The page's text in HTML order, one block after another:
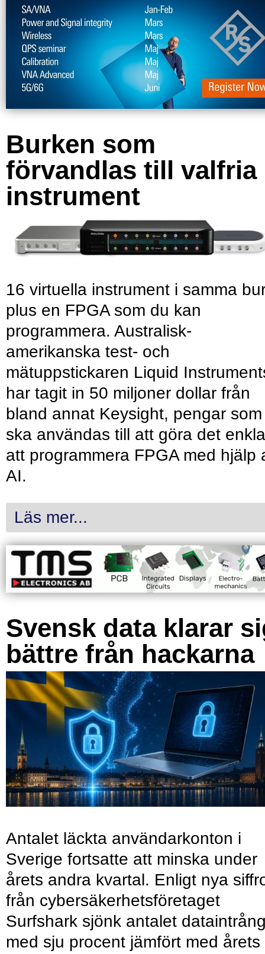
Burken som
förvandlas till valfria
instrument
16 virtuella instrument i samma
plus en FPGA som du kan
programmera. Australisk-
amerikanska test- och
mätuppstickaren Liquid
har tagit in 50 miljoner dollar från
bland annat Keysight, pengar som
ska användas till att göra det
att programmera FPGA med hjälp
AI.
Läs mer...
Svensk data klarar
bättre från hackarna
Antalet läckta användarkonton i
Sverige fortsatte att minska under
årets andra kvartal. Enligt nya
från cybersäkerhetsföretaget
Surfshark sjönk antalet
med sju procent jämfört med årets